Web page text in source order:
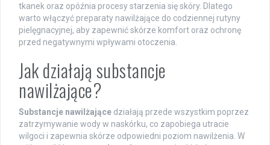
tkanek oraz opóźnia procesy starzenia się skóry. Dlatego
warto włączyć preparaty nawilżające do codziennej rutyny
pielęgnacyjnej, aby zapewnić skórze komfort oraz ochronę
przed negatywnymi wpływami otoczenia.
Jak działają substancje
nawilżające?
Substancje nawilżające działają przede wszystkim poprzez
zatrzymywanie wody w naskórku, co zapobiega utracie
wilgoci i zapewnia skórze odpowiedni poziom nawilżenia. W